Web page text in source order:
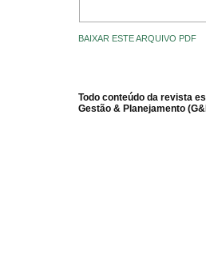
BAIXAR ESTE ARQUIVO PDF
Todo conteúdo da revista
Gestão & Planejamento